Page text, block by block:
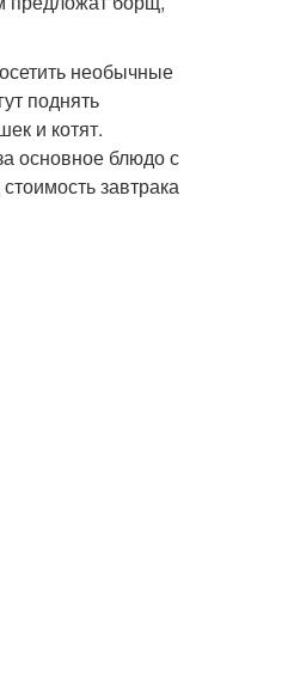
необычные
поднять
и котят.
основное блюдо с
завтрака